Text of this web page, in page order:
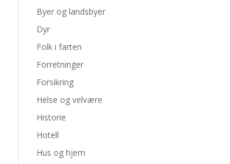
Byer og landsbyer
Dyr
Folk i farten
Forretninger
Forsikring
Helse og velvære
Historie
Hotell
Hus og hjem